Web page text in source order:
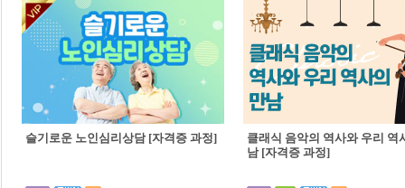
슬기로운 노인심리상담 [자격증 과정]
클래식 음악의 역사와 우리 역
남 [자격증 과정]